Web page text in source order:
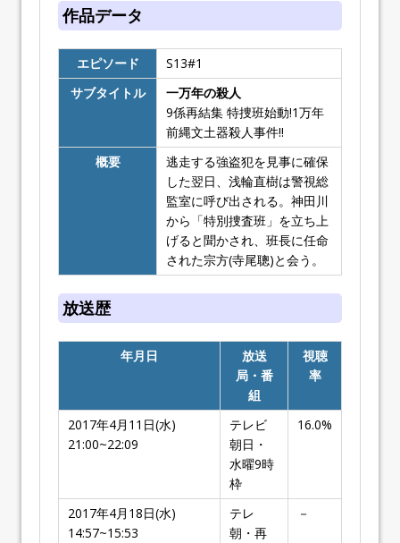
作品データ
エピソード
S13#1
サブタイトル
一万年の殺人
9係再結集 特捜班始動!1万年
前縄文土器殺人事件!!
概要
逃走する強盗犯を見事に確保
した翌日、浅輪直樹は警視総
監室に呼び出される。神田川
から「特別捜査班」を立ち上
げると聞かされ、班長に任命
された宗方(寺尾聰)と会う。
放送歴
年月日
放送
局・番
組
視聴
率
2017年4月11日(水)
21:00~22:09
テレビ
朝日・
水曜9時
枠
16.0%
2017年4月18日(水)
14:57~15:53
テレ
朝・再
－